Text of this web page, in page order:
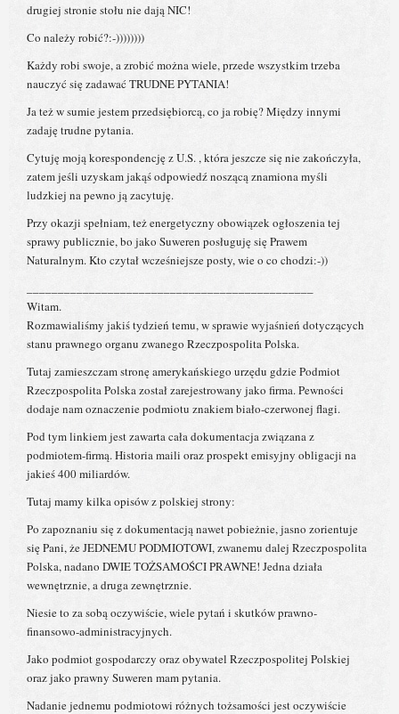
drugiej stronie stołu nie dają NIC!
Co należy robić?:-))))))))
Każdy robi swoje, a zrobić można wiele, przede wszystkim trzeba
nauczyć się zadawać TRUDNE PYTANIA!
Ja też w sumie jestem przedsiębiorcą, co ja robię? Między innymi
zadaję trudne pytania.
Cytuję moją korespondencję z U.S. , która jeszcze się nie zakończyła,
zatem jeśli uzyskam jakąś odpowiedź noszącą znamiona myśli
ludzkiej na pewno ją zacytuję.
Przy okazji spełniam, też energetyczny obowiązek ogłoszenia tej
sprawy publicznie, bo jako Suweren posługuję się Prawem
Naturalnym. Kto czytał wcześniejsze posty, wie o co chodzi:-))
Witam.
Rozmawialiśmy jakiś tydzień temu, w sprawie wyjaśnień dotyczących
stanu prawnego organu zwanego Rzeczpospolita Polska.
Tutaj zamieszczam stronę amerykańskiego urzędu gdzie Podmiot
Rzeczpospolita Polska został zarejestrowany jako firma. Pewności
dodaje nam oznaczenie podmiotu znakiem biało-czerwonej flagi.
Pod tym linkiem jest zawarta cała dokumentacja związana z
podmiotem-firmą. Historia maili oraz prospekt emisyjny obligacji na
jakieś 400 miliardów.
Tutaj mamy kilka opisów z polskiej strony:
Po zapoznaniu się z dokumentacją nawet pobieżnie, jasno zorientuje
się Pani, że JEDNEMU PODMIOTOWI, zwanemu dalej Rzeczpospolita
Polska, nadano DWIE TOŻSAMOŚCI PRAWNE! Jedna działa
wewnętrznie, a druga zewnętrznie.
Niesie to za sobą oczywiście, wiele pytań i skutków prawno-
finansowo-administracyjnych.
Jako podmiot gospodarczy oraz obywatel Rzeczpospolitej Polskiej
oraz jako prawny Suweren mam pytania.
Nadanie jednemu podmiotowi różnych tożsamości jest oczywiście